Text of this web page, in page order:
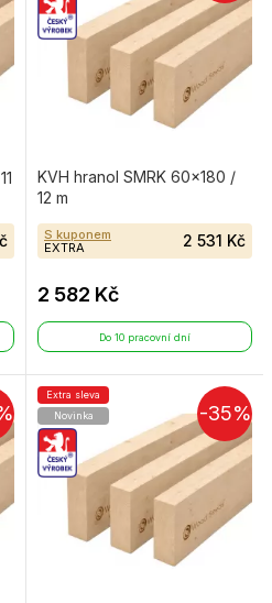
KVH hranol SMRK 60×180 /
12 m
S kuponem
EXTRA
2 531 Kč
2 582 Kč
Do 10 pracovní dní
-35%
Extra sleva
Novinka